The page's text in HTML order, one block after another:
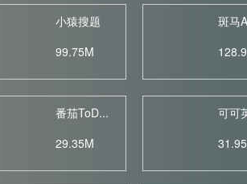
小猿搜题
99.75M
斑马
番茄ToD...
29.35M
可可